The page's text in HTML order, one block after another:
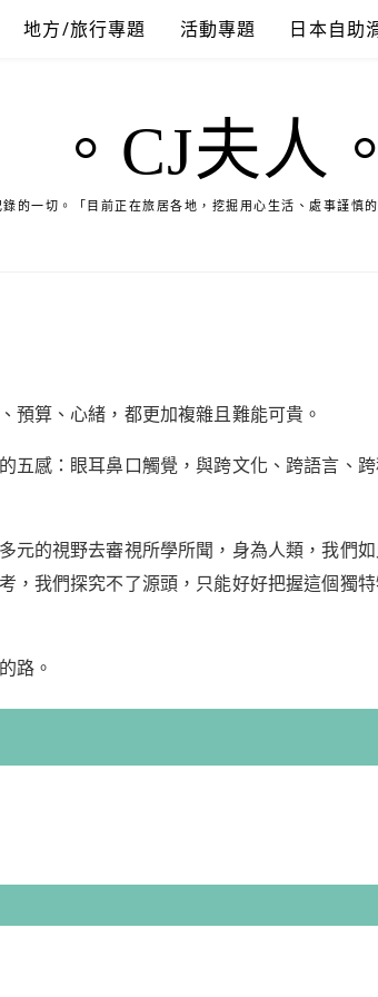
地方/旅行專題 活動專題 日本自助
。CJ夫人。
的一切。「目前正在旅居各地，挖掘用心生活、處事謹慎
預算、心緒，都更加複雜且難能可貴。
五感：眼耳鼻口觸覺，與跨文化、跨語言、
的視野去審視所學所聞，身為人類，我們如
，我們探究不了源頭，只能好好把握這個獨
路。